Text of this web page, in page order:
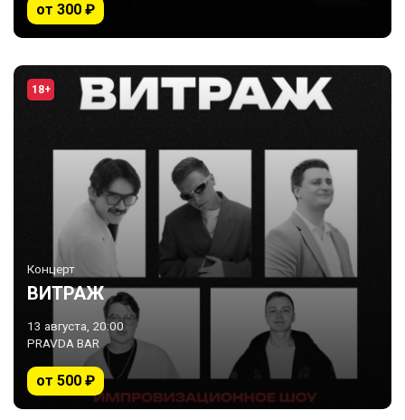
от 300 ₽
18+
Концерт
ВИТРАЖ
13 августа, 20:00
PRAVDA BAR
от 500 ₽